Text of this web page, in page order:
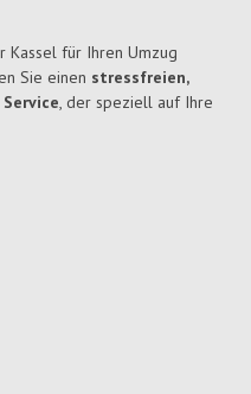
Kassel für Ihren Umzug
Sie einen stressfreien,
, der speziell auf Ihre